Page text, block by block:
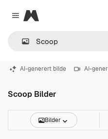
Close menu
Magnific
AI-generert bilde AI-
Scoop Bilder
Bilder